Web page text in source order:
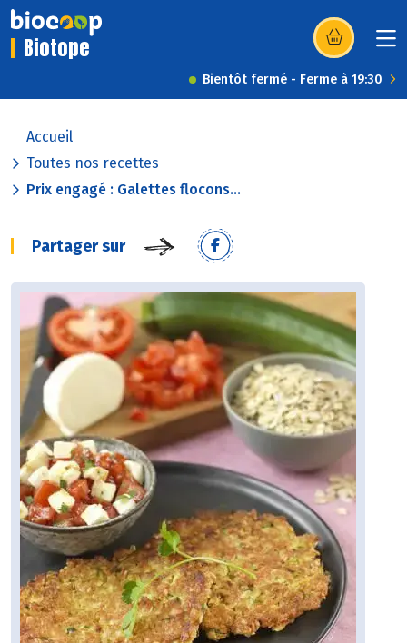
Biotope (s’ouvre dans
Bientôt fermé - Ferme à 19:30
Accueil
Toutes nos recettes
Prix engagé : Galettes flocons...
Partager sur